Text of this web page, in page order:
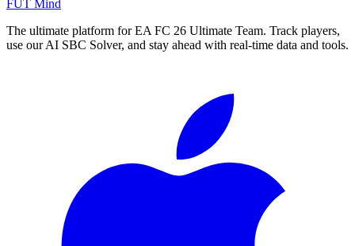
FUT Mind
The ultimate platform for EA FC 26 Ultimate Team. Track players,
use our AI SBC Solver, and stay ahead with real-time data and tools.